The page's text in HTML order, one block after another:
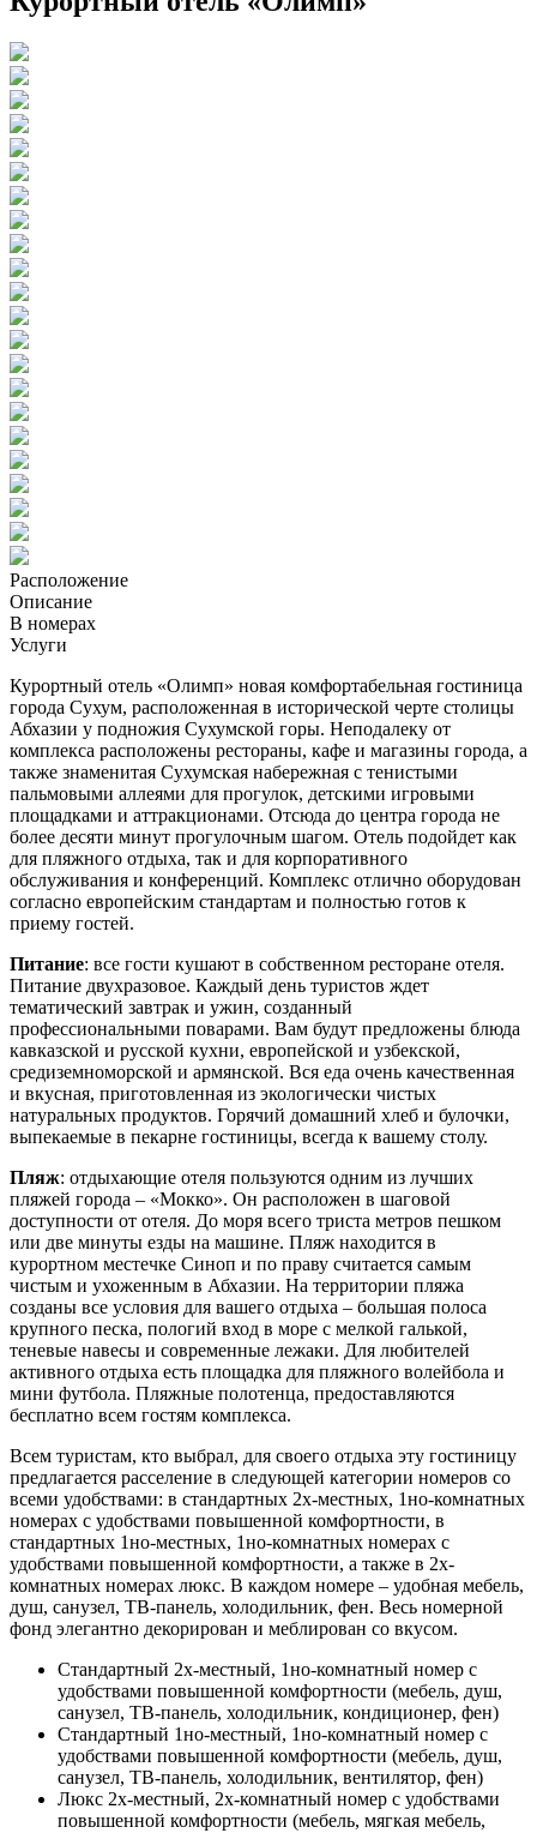
Расположение
Описание
В номерах
Услуги
Курортный отель «Олимп» новая комфортабельная гостиница
города Сухум, расположенная в исторической черте столицы
Абхазии у подножия Сухумской горы. Неподалеку от
комплекса расположены рестораны, кафе и магазины города, а
также знаменитая Сухумская набережная с тенистыми
пальмовыми аллеями для прогулок, детскими игровыми
площадками и аттракционами. Отсюда до центра города не
более десяти минут прогулочным шагом. Отель подойдет как
для пляжного отдыха, так и для корпоративного
обслуживания и конференций. Комплекс отлично оборудован
согласно европейским стандартам и полностью готов к
приему гостей.
Питание: все гости кушают в собственном ресторане отеля.
Питание двухразовое. Каждый день туристов ждет
тематический завтрак и ужин, созданный
профессиональными поварами. Вам будут предложены блюда
кавказской и русской кухни, европейской и узбекской,
средиземноморской и армянской. Вся еда очень качественная
и вкусная, приготовленная из экологически чистых
натуральных продуктов. Горячий домашний хлеб и булочки,
выпекаемые в пекарне гостиницы, всегда к вашему столу.
Пляж: отдыхающие отеля пользуются одним из лучших
пляжей города – «Мокко». Он расположен в шаговой
доступности от отеля. До моря всего триста метров пешком
или две минуты езды на машине. Пляж находится в
курортном местечке Синоп и по праву считается самым
чистым и ухоженным в Абхазии. На территории пляжа
созданы все условия для вашего отдыха – большая полоса
крупного песка, пологий вход в море с мелкой галькой,
теневые навесы и современные лежаки. Для любителей
активного отдыха есть площадка для пляжного волейбола и
мини футбола. Пляжные полотенца, предоставляются
бесплатно всем гостям комплекса.
Всем туристам, кто выбрал, для своего отдыха эту гостиницу
предлагается расселение в следующей категории номеров со
всеми удобствами: в стандартных 2х-местных, 1но-комнатных
номерах с удобствами повышенной комфортности, в
стандартных 1но-местных, 1но-комнатных номерах с
удобствами повышенной комфортности, а также в 2х-
комнатных номерах люкс. В каждом номере – удобная мебель,
душ, санузел, ТВ-панель, холодильник, фен. Весь номерной
фонд элегантно декорирован и меблирован со вкусом.
Стандартный 2х-местный, 1но-комнатный номер с
удобствами повышенной комфортности (мебель, душ,
санузел, ТВ-панель, холодильник, кондиционер, фен)
Стандартный 1но-местный, 1но-комнатный номер с
удобствами повышенной комфортности (мебель, душ,
санузел, ТВ-панель, холодильник, вентилятор, фен)
Люкс 2х-местный, 2х-комнатный номер с удобствами
повышенной комфортности (мебель, мягкая мебель,